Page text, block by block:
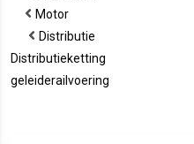
Motor
Distributie
Distributieketting
geleiderailvoering